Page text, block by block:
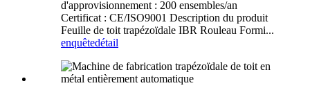
d'approvisionnement : 200 ensembles/an
Certificat : CE/ISO9001 Description du produit
Feuille de toit trapézoïdale IBR Rouleau Formi...
enquêtedétail